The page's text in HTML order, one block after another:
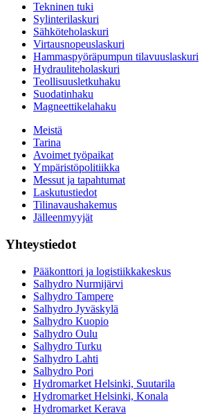
Tekninen tuki
Sylinterilaskuri
Sähköteholaskuri
Virtausnopeuslaskuri
Hammaspyöräpumpun tilavuuslaskuri
Hydrauliteholaskuri
Teollisuusletkuhaku
Suodatinhaku
Magneettikelahaku
Meistä
Tarina
Avoimet työpaikat
Ympäristöpolitiikka
Messut ja tapahtumat
Laskutustiedot
Tilinavaushakemus
Jälleenmyyjät
Yhteystiedot
Pääkonttori ja logistiikkakeskus
Salhydro Nurmijärvi
Salhydro Tampere
Salhydro Jyväskylä
Salhydro Kuopio
Salhydro Oulu
Salhydro Turku
Salhydro Lahti
Salhydro Pori
Hydromarket Helsinki, Suutarila
Hydromarket Helsinki, Konala
Hydromarket Kerava